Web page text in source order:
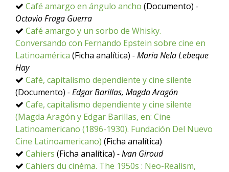
Café amargo en ángulo ancho (Documento) -
Octavio Fraga Guerra
Café amargo y un sorbo de Whisky.
Conversando con Fernando Epstein sobre cine en
Latinoamérica (Ficha analítica) - Maria Nela Lebeque
Hay
Café, capitalismo dependiente y cine silente
(Documento) - Edgar Barillas, Magda Aragón
Cafe, capitalismo dependiente y cine silente
(Magda Aragón y Edgar Barillas, en: Cine
Latinoamericano (1896-1930). Fundación Del Nuevo
Cine Latinoamericano) (Ficha analítica)
Cahiers (Ficha analítica) - Ivan Giroud
Cahiers du cinéma. The 1950s : Neo-Realism,